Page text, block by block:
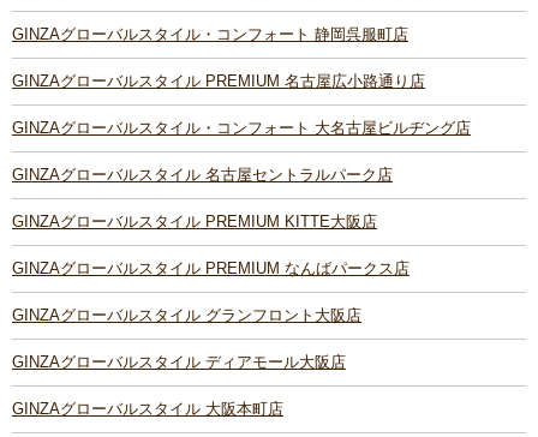
GINZAグローバルスタイル・コンフォート 静岡呉服町店
GINZAグローバルスタイル PREMIUM 名古屋広小路通り店
GINZAグローバルスタイル・コンフォート 大名古屋ビルヂング店
GINZAグローバルスタイル 名古屋セントラルパーク店
GINZAグローバルスタイル PREMIUM KITTE大阪店
GINZAグローバルスタイル PREMIUM なんばパークス店
GINZAグローバルスタイル グランフロント大阪店
GINZAグローバルスタイル ディアモール大阪店
GINZAグローバルスタイル 大阪本町店